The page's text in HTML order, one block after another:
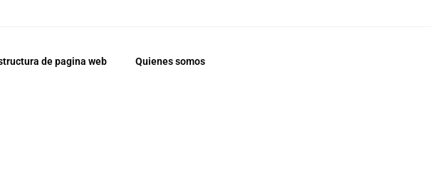
de pagina web Quienes somos